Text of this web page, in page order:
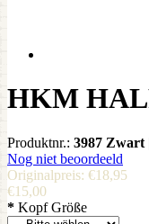
HKM
Produktnr.: 3987 Zwart
Nog niet beoordeeld
Originalpreis: €18,95
€15,00
* Kopf Größe